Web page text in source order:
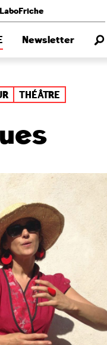
LaboFriche
Newsletter
THÉÂTRE